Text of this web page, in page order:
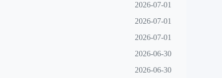
2026-07-01
2026-07-01
2026-07-01
2026-06-30
2026-06-30